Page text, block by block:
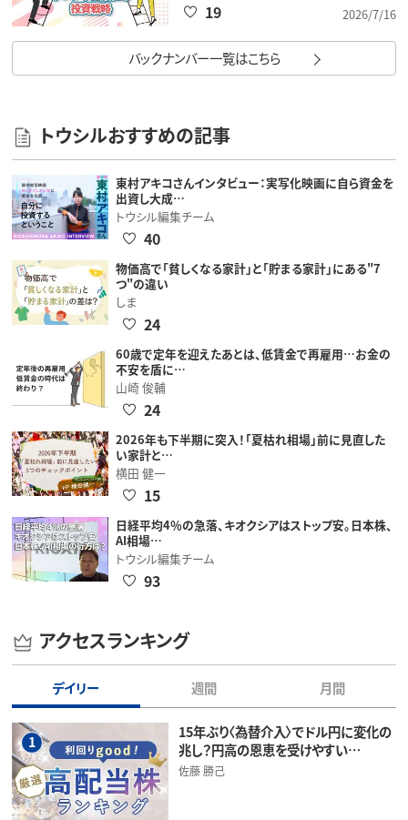
2026/7/16
19
バックナンバー一覧はこちら
トウシルおすすめの記事
東村アキコさんインタビュー：実写化映画に自ら資金を
出資し大成…
トウシル編集チーム
40
物価高で「貧しくなる家計」と「貯まる家計」にある"7
つ"の違い
しま
24
60歳で定年を迎えたあとは、低賃金で再雇用…お金の
不安を盾に…
山崎 俊輔
24
2026年も下半期に突入！「夏枯れ相場」前に見直した
い家計と…
横田 健一
15
日経平均4％の急落、キオクシアはストップ安。日本株、
AI相場…
トウシル編集チーム
93
アクセスランキング
デイリー 週間 月間
1
15年ぶり〈為替介入〉でドル円に変化の
兆し？円高の恩恵を受けやすい…
佐藤 勝己